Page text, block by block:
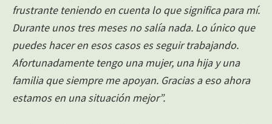
frustrante teniendo en cuenta lo que significa para mí.
Durante unos tres meses no salía nada. Lo único que
puedes hacer en esos casos es seguir trabajando.
Afortunadamente tengo una mujer, una hija y una
familia que siempre me apoyan. Gracias a eso ahora
estamos en una situación mejor”.